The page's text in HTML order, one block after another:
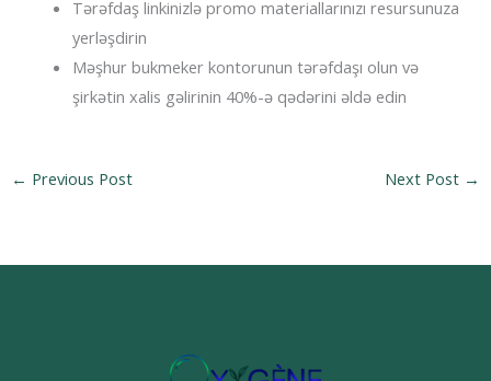
Tərəfdaş linkinizlə promo materiallarınızı resursunuza
yerləşdirin
Məşhur bukmeker kontorunun tərəfdaşı olun və
şirkətin xalis gəlirinin 40%-ə qədərini əldə edin
← Previous Post Next Post →